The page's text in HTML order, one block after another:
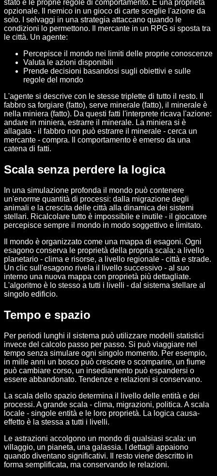
stato e le proprie regole di comportamento. È una proprietà
opzionale. Il nemico in un gioco di carte sceglie l'azione da
solo. I selvaggi in una strategia attaccano quando le
condizioni lo permettono. Il mercante in un RPG si sposta tra
le città. Un agente:
Percepisce il mondo nei limiti delle proprie conoscenze
Valuta le azioni disponibili
Prende decisioni basandosi sugli obiettivi e sulle
regole del mondo
L'agente si descrive con le stesse triplette di tutto il resto. Il
fabbro sa forgiare (fatto), serve minerale (fatto), il minerale è
nella miniera (fatto). Da questi fatti l'interprete ricava l'azione:
andare in miniera, estrarre il minerale. La miniera si è
allagata - il fabbro non può estrarre il minerale - cerca un
mercante - compra. Il comportamento è emerso da una
catena di fatti.
Scala senza perdere la logica
In una simulazione profonda il mondo può contenere
un'enorme quantità di processi: dalla migrazione degli
animali e la crescita delle città alla dinamica dei sistemi
stellari. Ricalcolare tutto è impossibile e inutile - il giocatore
percepisce sempre il mondo in modo soggettivo e limitato.
Il mondo è organizzato come una mappa di esagoni. Ogni
esagono conserva le proprietà della propria scala: a livello
planetario - clima e risorse, a livello regionale - città e strade.
Un clic sull'esagono rivela il livello successivo - al suo
interno una nuova mappa con proprietà più dettagliate.
L'algoritmo è lo stesso a tutti i livelli - dal sistema stellare al
singolo edificio.
Tempo e spazio
Per periodi lunghi il sistema può utilizzare modelli statistici
invece del calcolo passo per passo. Si può viaggiare nel
tempo senza simulare ogni singolo momento. Per esempio,
in mille anni un bosco può crescere o scomparire, un fiume
può cambiare corso, un insediamento può espandersi o
essere abbandonato. Tendenze e relazioni si conservano.
La scala dello spazio determina il livello delle entità e dei
processi. A grande scala - clima, migrazioni, politica. A scala
locale - singole entità e le loro proprietà. La logica causa-
effetto è la stessa a tutti i livelli.
Le astrazioni accolgono un mondo di qualsiasi scala: un
villaggio, un pianeta, una galassia. I dettagli appaiono
quando diventano significativi. Il resto viene descritto in
forma semplificata, ma conservando le relazioni.